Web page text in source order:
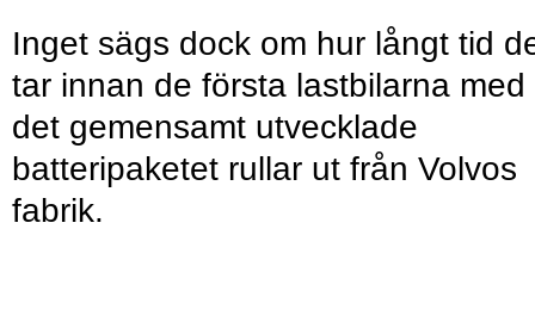
Inget sägs dock om hur långt tid
tar innan de första lastbilarna med
det gemensamt utvecklade
batteripaketet rullar ut från Volvos
fabrik.